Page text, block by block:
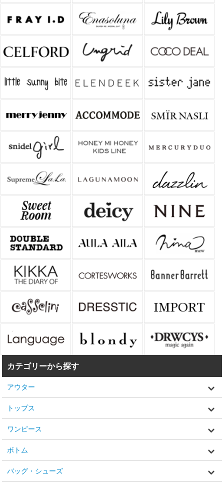
カテゴリーから探す
アウター
トップス
ワンピース
ボトム
バッグ・シューズ